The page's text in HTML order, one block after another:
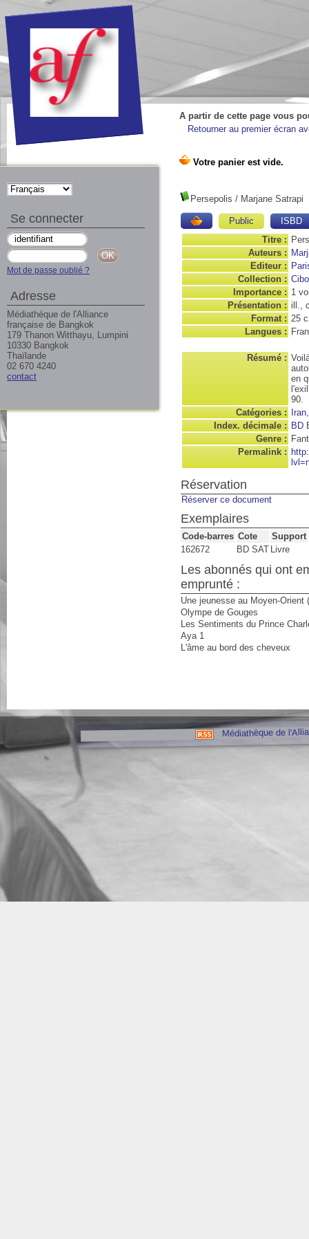
A partir de cette page vous
Retourner au premier écran
Persepolis / Marjane Satrapi
Public
ISBD
Titre :
Auteurs :
Editeur :
Collection :
Importance : 1
Présentation : ill.,
Format : 25
Langues :
Résumé :
en
90.
Catégories :
Index. décimale : BD
Genre :
Permalink :
Réservation
Réserver ce document
Exemplaires
Code-barres Cote
Support
162672
BD SAT Livre
Les abonnés qui ont
emprunté :
Une jeunesse au Moyen-Orient
Olympe de Gouges
Les Sentiments du Prince
Aya 1
L'âme au bord des cheveux
Médiathèque de
Se connecter
Mot de passe oublié ?
Adresse
Médiathèque de l'Alliance
française de Bangkok
179 Thanon Witthayu, Lumpini
10330 Bangkok
Thaïlande
02 670 4240
contact